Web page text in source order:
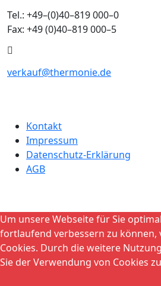
Tel.: +49–(0)40–819 000–0
Fax: +49 (0)40–819 000–5
verkauf@thermonie.de
Kontakt
Impressum
Datenschutz-Erklärung
AGB
Um unsere Webseite für Sie
fortlaufend verbessern zu können,
Cookies. Durch die weitere
Sie der Verwendung von Cookies